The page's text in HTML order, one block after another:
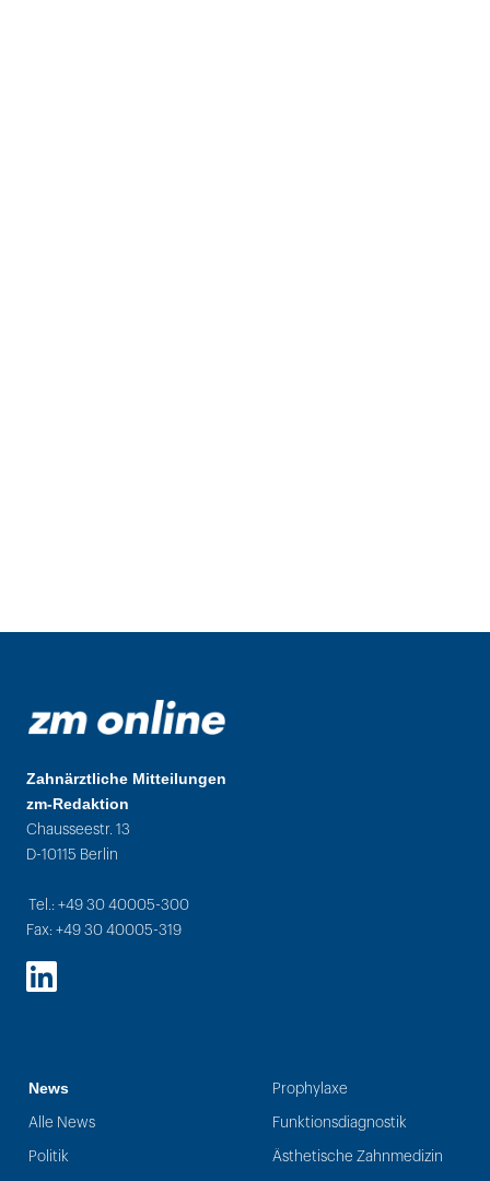
Zahnärztliche Mitteilungen
zm-Redaktion
Chausseestr. 13
D-10115 Berlin
Tel.: +49 30 40005-300
Fax: +49 30 40005-319
LinkedIn
News
Alle News
Politik
Prophylaxe
Funktionsdiagnostik
Ästhetische Zahnmedizin